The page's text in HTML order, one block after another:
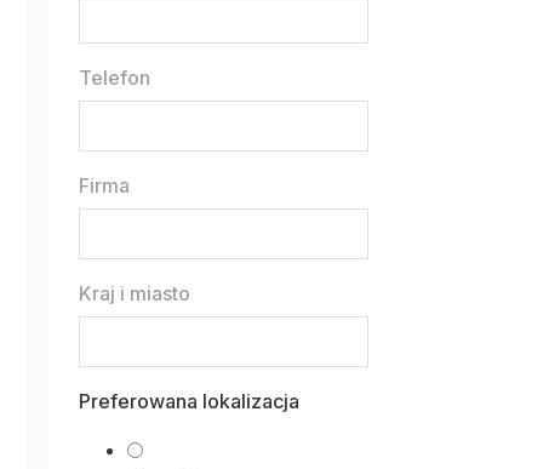
Telefon
Firma
Kraj i miasto
Preferowana lokalizacja